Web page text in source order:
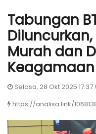
Tabungan
Murah dan
Keagamaan
Selasa, 28 Okt 2025 17:37
https://analisa.link/